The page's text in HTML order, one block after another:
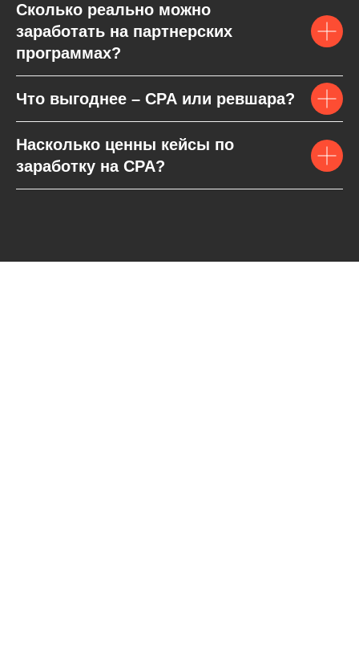
Сколько реально можно
заработать на партнерских
программах?
Что выгоднее – CPA или ревшара?
Насколько ценны кейсы по
заработку на CPA?